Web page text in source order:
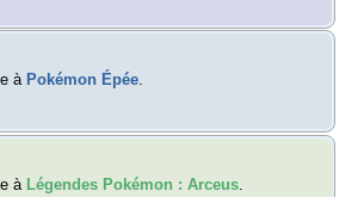
à Pokémon Épée.
à Légendes Pokémon : Arceus